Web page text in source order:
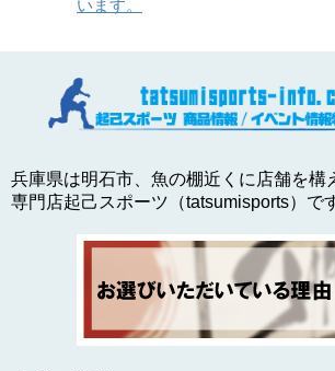
います。
兵庫県は明石市、魚の棚近くに店舗を構
専門店起己スポーツ（tatsumisports）で